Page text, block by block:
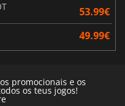
53.99€
49.99€
promocionais e os
os teus jogos!